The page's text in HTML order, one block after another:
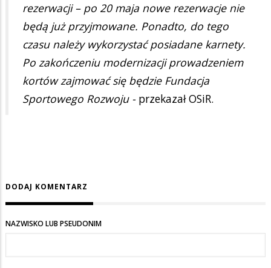
rezerwacji – po 20 maja nowe rezerwacje nie
będą już przyjmowane. Ponadto, do tego
czasu należy wykorzystać posiadane karnety.
Po zakończeniu modernizacji prowadzeniem
kortów zajmować się będzie Fundacja
Sportowego Rozwoju - przekazał OSiR.
DODAJ KOMENTARZ
NAZWISKO LUB PSEUDONIM